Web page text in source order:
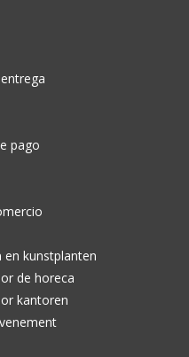
pago
kunstplanten
de horeca
kantoren